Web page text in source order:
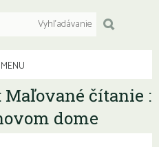
MENU
Maľované čítanie :
dome